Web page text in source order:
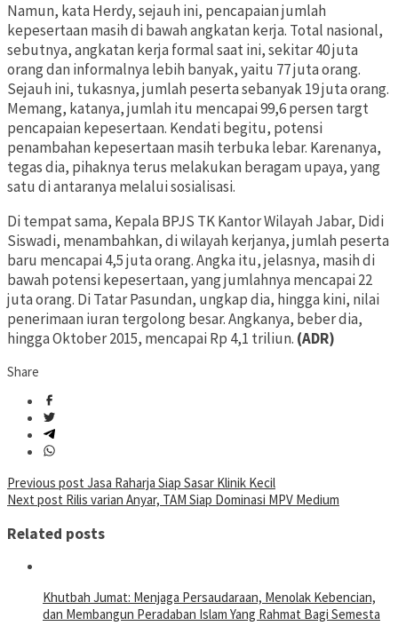
Namun, kata Herdy, sejauh ini, pencapaian jumlah
kepesertaan masih di bawah angkatan kerja. Total nasional,
sebutnya, angkatan kerja formal saat ini, sekitar 40 juta
orang dan informalnya lebih banyak, yaitu 77 juta orang.
Sejauh ini, tukasnya, jumlah peserta sebanyak 19 juta orang.
Memang, katanya, jumlah itu mencapai 99,6 persen targt
pencapaian kepesertaan. Kendati begitu, potensi
penambahan kepesertaan masih terbuka lebar. Karenanya,
tegas dia, pihaknya terus melakukan beragam upaya, yang
satu di antaranya melalui sosialisasi.
Di tempat sama, Kepala BPJS TK Kantor Wilayah Jabar, Didi
Siswadi, menambahkan, di wilayah kerjanya, jumlah peserta
baru mencapai 4,5 juta orang. Angka itu, jelasnya, masih di
bawah potensi kepesertaan, yang jumlahnya mencapai 22
juta orang. Di Tatar Pasundan, ungkap dia, hingga kini, nilai
penerimaan iuran tergolong besar. Angkanya, beber dia,
hingga Oktober 2015, mencapai Rp 4,1 triliun. (ADR)
Share
Post
navigation
Previous post Jasa Raharja Siap Sasar Klinik Kecil
Next post Rilis varian Anyar, TAM Siap Dominasi MPV Medium
Related posts
Khutbah Jumat: Menjaga Persaudaraan, Menolak Kebencian,
dan Membangun Peradaban Islam Yang Rahmat Bagi Semesta